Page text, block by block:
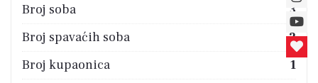
Broj soba
3
Broj spavaćih soba
2
Broj kupaonica
1